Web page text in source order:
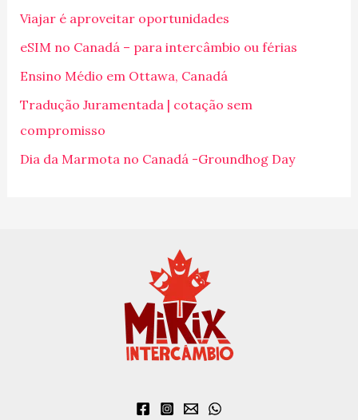
s
a
r
p
o
r
Viajar é aproveitar oportunidades
eSIM no Canadá – para intercâmbio ou férias
Ensino Médio em Ottawa, Canadá
Tradução Juramentada | cotação sem
compromisso
Dia da Marmota no Canadá -Groundhog Day